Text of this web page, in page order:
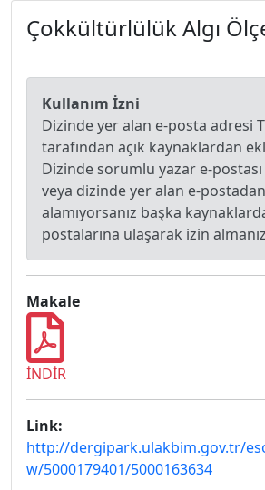
Çokkültürlülük Algı
Kullanım İzni
Dizinde yer alan e-posta adresi
tarafından açık kaynaklardan
Dizinde sorumlu yazar e-
veya dizinde yer alan e-
alamıyorsanız başka
postalarına ulaşarak izin
Makale
İNDİR
Link:
http://dergipark.ulakbim.gov.tr/
w/5000179401/5000163634